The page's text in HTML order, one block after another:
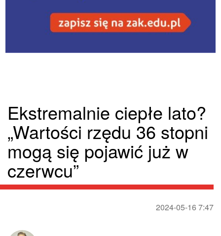
Ekstremalnie ciepłe lato?
„Wartości rzędu 36 stopni
mogą się pojawić już w
czerwcu”
2024-05-16 7:47